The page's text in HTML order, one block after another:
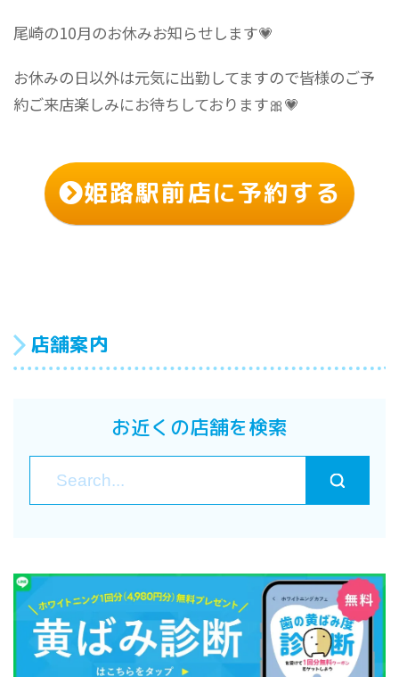
尾崎の10月のお休みお知らせします💗
お休みの日以外は元気に出勤してますので皆様のご予
約ご来店楽しみにお待ちしております🎀💗
姫路駅前店に予約する
店舗案内
お近くの店舗を検索